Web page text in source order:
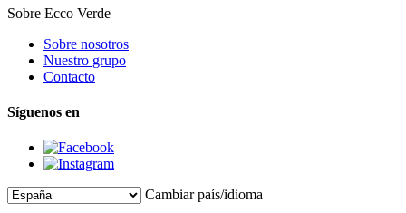
Sobre Ecco Verde
Sobre nosotros
Nuestro grupo
Contacto
Síguenos en
Cambiar país/idioma